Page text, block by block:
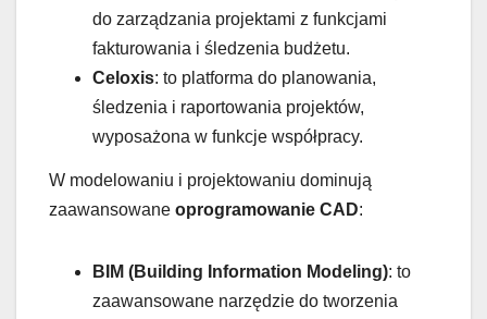
do zarządzania projektami z funkcjami
fakturowania i śledzenia budżetu.
Celoxis: to platforma do planowania,
śledzenia i raportowania projektów,
wyposażona w funkcje współpracy.
W modelowaniu i projektowaniu dominują
zaawansowane oprogramowanie CAD:
BIM (Building Information Modeling): to
zaawansowane narzędzie do tworzenia